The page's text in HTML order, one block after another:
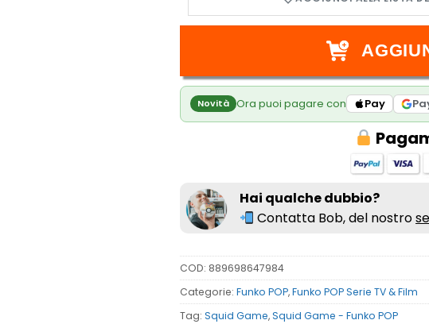
Novità Ora puoi pagare con Pay
Hai qualche dubbio?
Contatta Bob, del nostro
COD: 889698647984
Categorie: Funko POP,Funko POP Serie TV & Film
Tag: Squid Game,Squid Game - Funko POP